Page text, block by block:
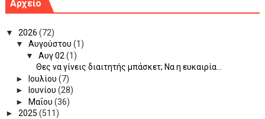
Αρχείο
▼ 2026 (72)
▼ Αυγούστου (1)
▼ Αυγ 02 (1)
Θες να γίνεις διαιτητής μπάσκετ; Να η ευκαιρία...
►
Ιουλίου (7)
►
Ιουνίου (28)
►
Μαΐου (36)
► 2025 (511)